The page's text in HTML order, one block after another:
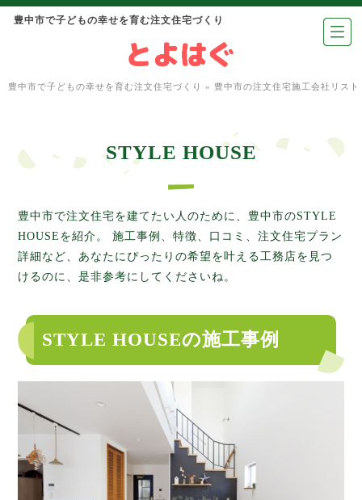
豊中市で子どもの幸せを育む注文住宅づくり
豊中市で子どもの幸せを育む注文住宅づくり » 豊中市の注文住宅施工会社リスト
STYLE HOUSE
豊中市で注文住宅を建てたい人のために、豊中市のSTYLE
HOUSEを紹介。 施工事例、特徴、口コミ、注文住宅プラン
詳細など、あなたにぴったりの希望を叶える工務店を見つ
けるのに、是非参考にしてくださいね。
STYLE HOUSEの施工事例